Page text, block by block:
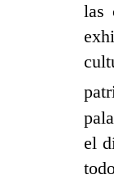
las
el